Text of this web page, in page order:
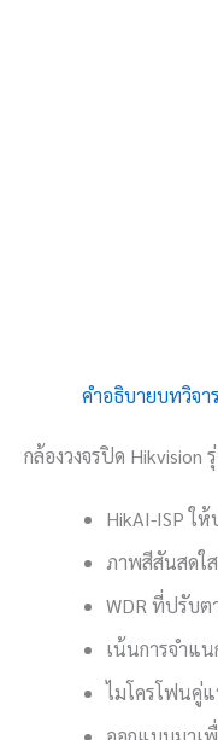
คำอธิบายบทวิจา
กล้องวงจรปิด Hikvision
HikAI-ISP ใ
ภาพสีสันสดใส
WDR ที่ปรับต
เน้นการจำแ
ไมโครโฟนคู่